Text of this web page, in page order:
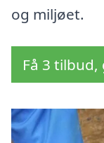
og miljøet.
Få 3